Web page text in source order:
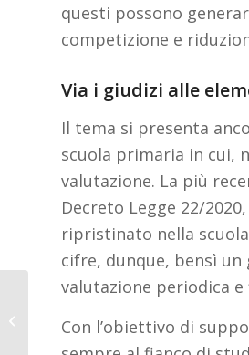
questi possono
competizione e
Via i giudizi alle
Il tema si presenta
scuola primaria in cui,
valutazione. La più
Decreto Legge 22/2020,
ripristinato nella
cifre, dunque, bensì
valutazione periodica e
Con l’obiettivo di
Comunicazione
Alternativa (CAA) e
tecnologia: il focus di